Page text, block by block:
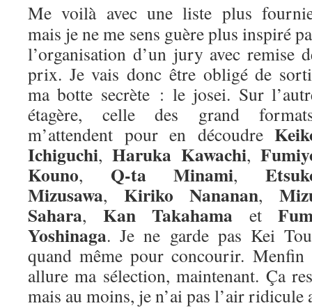
Me voilà avec une liste plus
mais je ne me sens guère plus inspiré
l’organisation d’un jury avec remise
prix. Je vais donc être obligé de
ma botte secrète : le josei. Sur
étagère, celle des grand
m’attendent pour en découdre
Ichiguchi, Haruka Kawachi,
Kouno, Q-ta Minami,
Mizusawa, Kiriko Nananan,
Sahara, Kan Takahama et
Yoshinaga. Je ne garde pas Kei
quand même pour concourir.
allure ma sélection, maintenant. Ça
mais au moins, je n’ai pas l’air ridicule